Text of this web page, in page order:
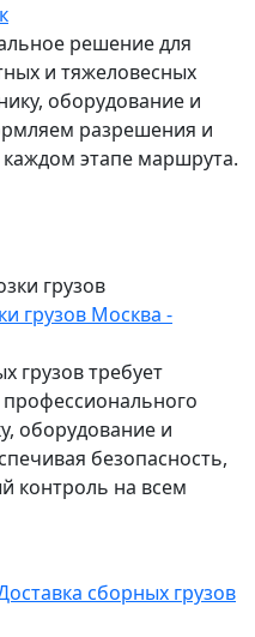
решение для
и тяжеловесных
оборудование и
разрешения и
этапе маршрута.
грузов Москва -
грузов требует
оборудование и
безопасность,
контроль на всем
сборных грузов